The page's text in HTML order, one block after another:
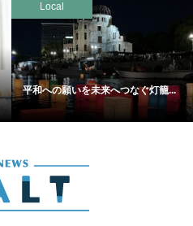
Local
平和への願いを未来へつなぐ灯籠...